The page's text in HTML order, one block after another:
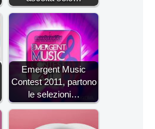
Emergent Music
Contest 2011, partono
le selezioni…